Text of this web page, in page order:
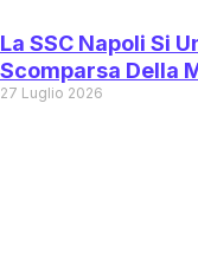
La SSC Napoli Si
Scomparsa Della
27 Luglio 2026